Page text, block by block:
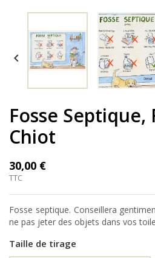

Fosse Septique,
Chiot
30,00 €
TTC
Fosse septique. Conseillera
ne pas jeter des objets dans vos
Taille de tirage